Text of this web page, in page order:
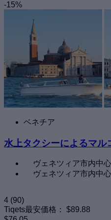
-15%
ベネチア
水上タクシーによるマル
ヴェネツィア市内中
ヴェネツィア市内中
4 (90)
Tiqets最安価格：
$89.88